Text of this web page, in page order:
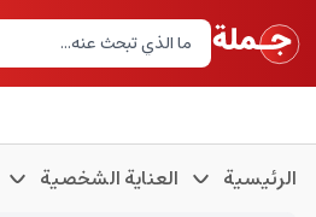
الرئيسية العناية الشخصية